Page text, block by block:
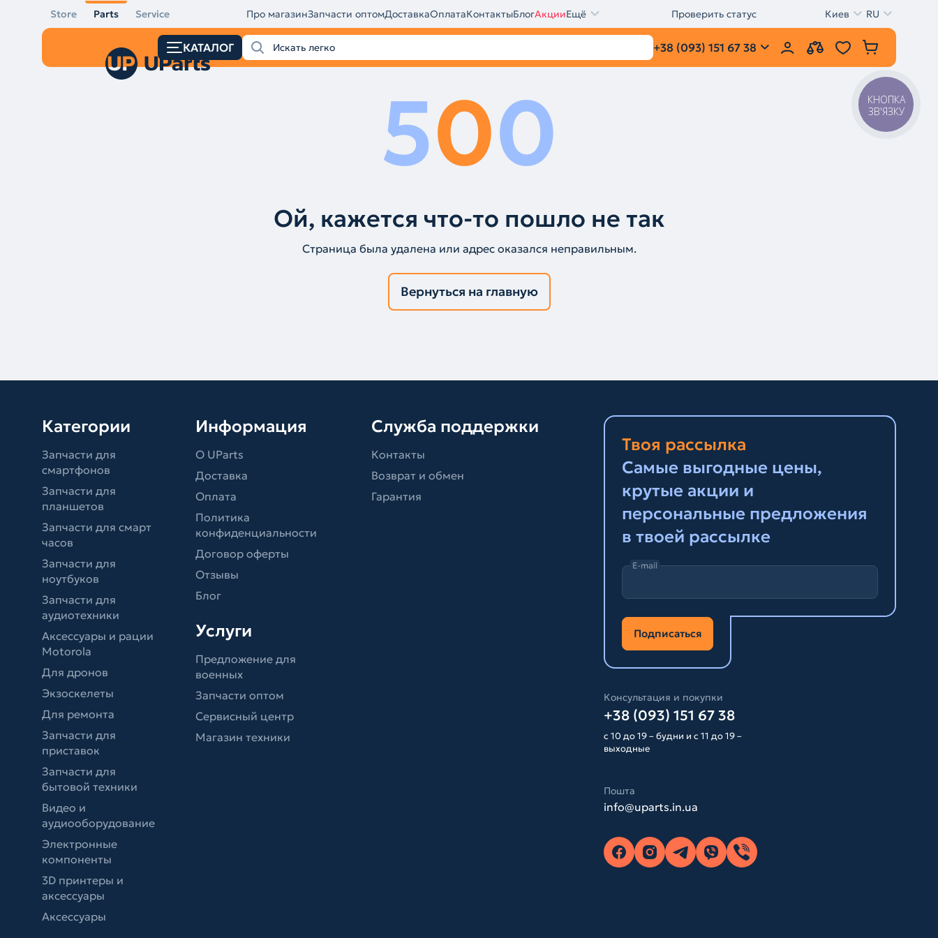
Store Parts Service Про магазинЗапчасти оптомДоставкаОплатаКонтактыБлогАкцииЕщё Проверить статус Киев RU
КАТАЛОГ +38 (093) 151 67 38
500
Ой, кажется что-то пошло не так
Страница была удалена или адрес оказался неправильным.
Вернуться на главную
Категории
Запчасти для
смартфонов
Запчасти для
планшетов
Запчасти для смарт
часов
Запчасти для
ноутбуков
Запчасти для
аудиотехники
Аксессуары и рации
Motorola
Для дронов
Экзоскелеты
Для ремонта
Запчасти для
приставок
Запчасти для
бытовой техники
Видео и
аудиооборудование
Электронные
компоненты
3D принтеры и
аксессуары
Аксессуары
Информация
О UParts
Доставка
Оплата
Политика
конфиденциальности
Договор оферты
Отзывы
Блог
Услуги
Предложение для
военных
Запчасти оптом
Сервисный центр
Магазин техники
Служба поддержки
Контакты
Возврат и обмен
Гарантия
Твоя рассылка
Самые выгодные цены,
крутые акции и
персональные предложения
в твоей рассылке
E-mail
Подписаться
Консультация и покупки
+38 (093) 151 67 38
с 10 до 19 – будни и с 11 до 19 –
выходные
Пошта
info@uparts.in.ua
КНОПКА
ЗВ'ЯЗКУ